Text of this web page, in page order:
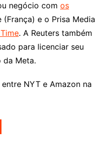
negócio com os
e o Prisa Media
. A Reuters também
para licenciar seu
da Meta.
NYT e Amazon na